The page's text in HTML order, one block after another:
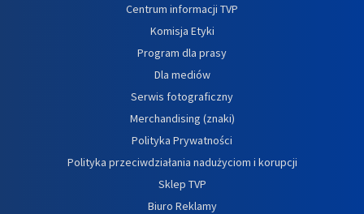
Centrum informacji TVP
Komisja Etyki
Program dla prasy
Dla mediów
Serwis fotograficzny
Merchandising (znaki)
Polityka Prywatności
Polityka przeciwdziałania nadużyciom i korupcji
Sklep TVP
Biuro Reklamy